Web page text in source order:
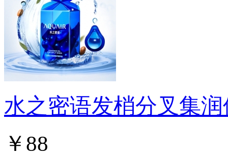
水之密语发梢分叉集
￥88